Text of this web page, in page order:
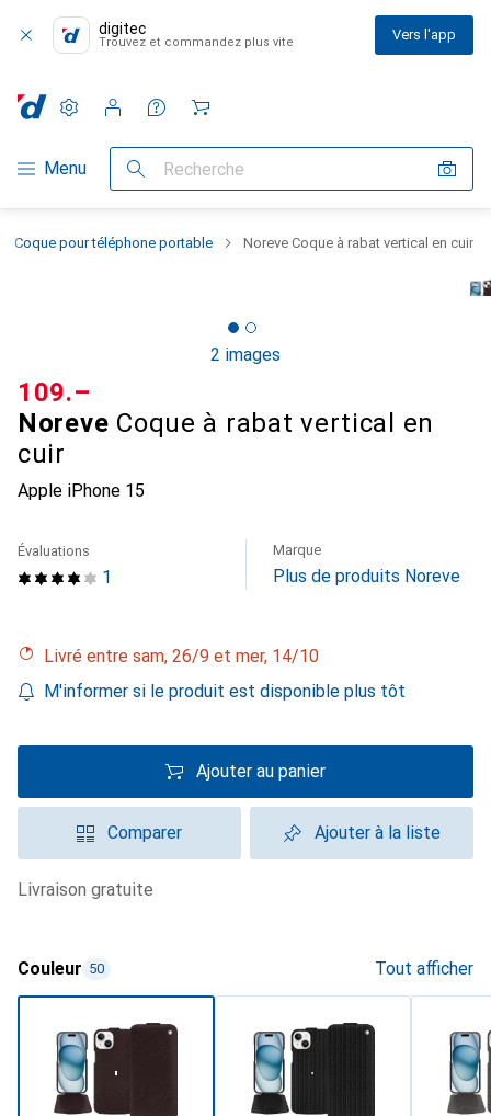
digitec
Trouvez et commandez plus vite Vers l'app
Navigation par catégorie
Menu Recherche
Paramètres
Compte client
Listes de comparaison
Listes d'envies
Panier
Coque pour téléphone portable Noreve Coque à rabat vertical en cuir
2 images
Noreve Coque à rabat vertical en
cuir
Apple iPhone 15
CHF
109.–
1
Évaluations Marque
Plus de produits Noreve
Livré entre sam, 26/9 et mer, 14/10
M'informer si le produit est disponible plus tôt
Ajouter au panier
Comparer Ajouter à la liste
livraison gratuite
Couleur 50 Tout afficher